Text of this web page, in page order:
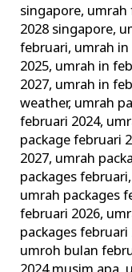
singapore, umrah
2028 singapore,
februari, umrah
2025, umrah in
2027, umrah in
weather, umrah
februari 2024,
package februari
2027, umrah
packages februari,
umrah packages
februari 2026,
packages februari
umroh bulan